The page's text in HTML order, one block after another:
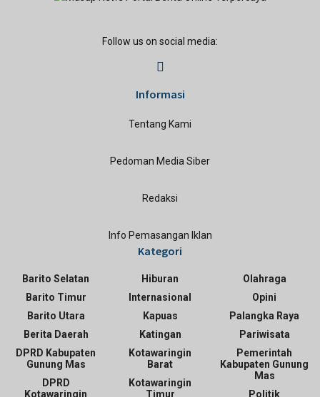
Follow us on social media:
Informasi
Tentang Kami
Pedoman Media Siber
Redaksi
Info Pemasangan Iklan
Kategori
Barito Selatan
Barito Timur
Barito Utara
Berita Daerah
DPRD Kabupaten
Gunung Mas
DPRD
Kotawaringin
Hiburan
Internasional
Kapuas
Katingan
Kotawaringin
Barat
Kotawaringin
Timur
Olahraga
Opini
Palangka Raya
Pariwisata
Pemerintah
Kabupaten Gunung
Mas
Politik